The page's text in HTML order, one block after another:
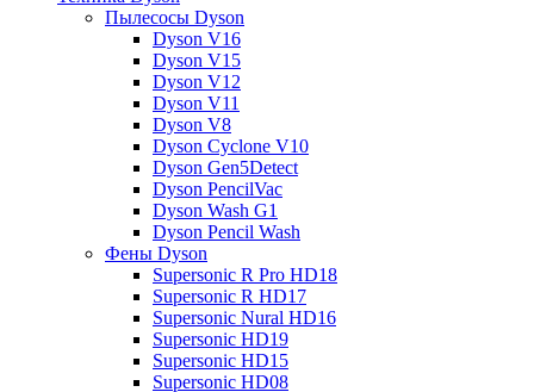
Пылесосы Dyson
Dyson V16
Dyson V15
Dyson V12
Dyson V11
Dyson V8
Dyson Cyclone V10
Dyson Gen5Detect
Dyson PencilVac
Dyson Wash G1
Dyson Pencil Wash
Фены Dyson
Supersonic R Pro HD18
Supersonic R HD17
Supersonic Nural HD16
Supersonic HD19
Supersonic HD15
Supersonic HD08